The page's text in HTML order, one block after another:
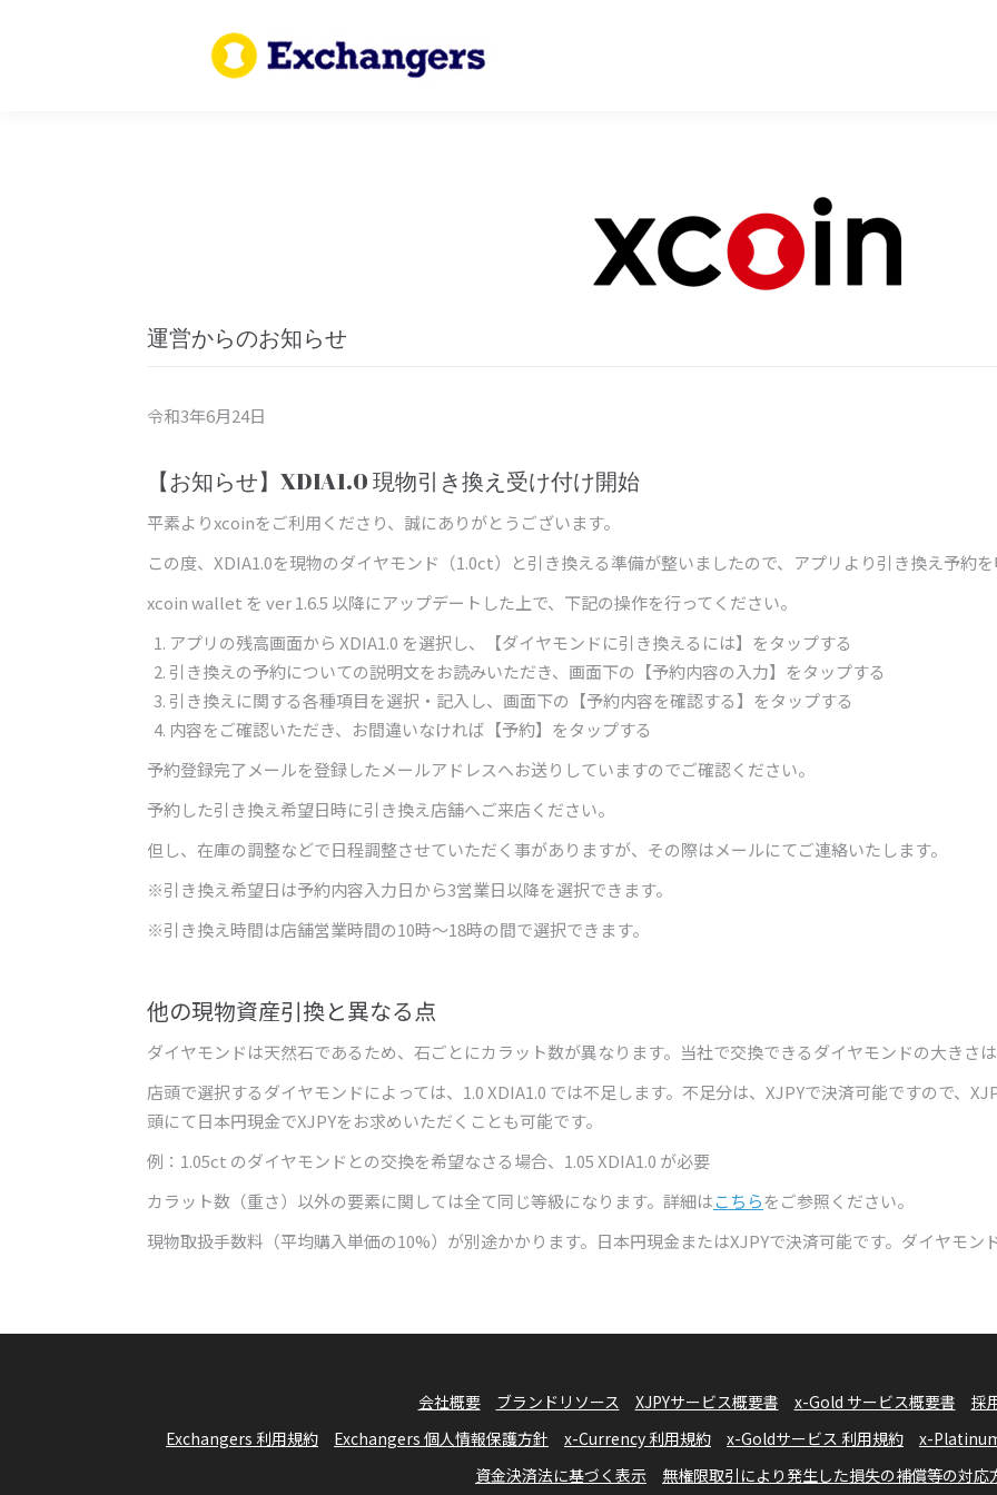
運営からのお知らせ
令和3年6月24日
【お知らせ】XDIA1.0 現物引き換え受け付け開始
平素よりxcoinをご利用くださり、誠にありがとうございます。
この度、XDIA1.0を現物のダイヤモンド（1.0ct）と引き換える準備が整いましたので、アプリより引き換え予約を
xcoin wallet を ver 1.6.5 以降にアップデートした上で、下記の操作を行ってください。
アプリの残高画面から XDIA1.0 を選択し、【ダイヤモンドに引き換えるには】をタップする
引き換えの予約についての説明文をお読みいただき、画面下の【予約内容の入力】をタップする
引き換えに関する各種項目を選択・記入し、画面下の【予約内容を確認する】をタップする
内容をご確認いただき、お間違いなければ【予約】をタップする
予約登録完了メールを登録したメールアドレスへお送りしていますのでご確認ください。
予約した引き換え希望日時に引き換え店舗へご来店ください。
但し、在庫の調整などで日程調整させていただく事がありますが、その際はメールにてご連絡いたします。
※引き換え希望日は予約内容入力日から3営業日以降を選択できます。
※引き換え時間は店舗営業時間の10時〜18時の間で選択できます。
他の現物資産引換と異なる点
ダイヤモンドは天然石であるため、石ごとにカラット数が異なります。当社で交換できるダイヤモンドの大きさは
店頭で選択するダイヤモンドによっては、1.0 XDIA1.0 では不足します。不足分は、XJPYで決済可能ですので、
頭にて日本円現金でXJPYをお求めいただくことも可能です。
例：1.05ct のダイヤモンドとの交換を希望なさる場合、1.05 XDIA1.0 が必要
カラット数（重さ）以外の要素に関しては全て同じ等級になります。詳細はこちらをご参照ください。
現物取扱手数料（平均購入単価の10%）が別途かかります。日本円現金またはXJPYで決済可能です。ダイヤモン
会社概要 ブランドリソース XJPYサービス概要書 x-Gold サービス概要書 採
Exchangers 利用規約
Exchangers 個人情報保護方針 x-Currency 利用規約 x-Goldサービス 利用規約 x-
資金決済法に基づく表示
無権限取引により発生した損失の補償等の対応